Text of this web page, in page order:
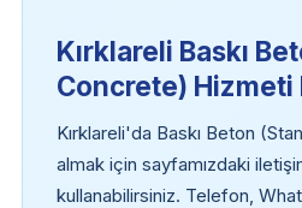
Kırklareli Baskı
Concrete) Hizmeti
Kırklareli'da Baskı Beton
almak için sayfamızdaki
kullanabilirsiniz. Telefon,